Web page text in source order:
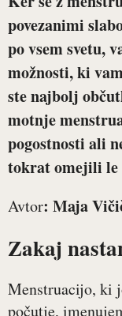
povezanimi
po vsem svetu,
možnosti, ki
ste najbolj
motnje
pogostnosti ali
tokrat omejili le
Avtor: Maja
Zakaj
Menstruacijo, ki
počutje,